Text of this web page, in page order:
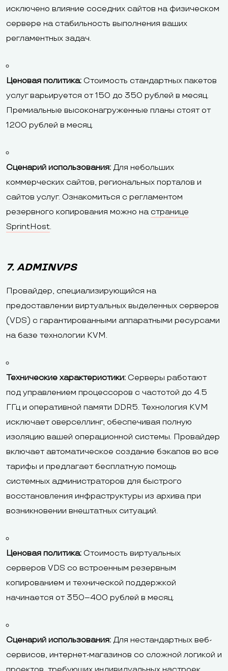
исключено влияние соседних сайтов на физическом
сервере на стабильность выполнения ваших
регламентных задач.
Ценовая политика: Стоимость стандартных пакетов
услуг варьируется от 150 до 350 рублей в месяц.
Премиальные высоконагруженные планы стоят от
1200 рублей в месяц.
Сценарий использования: Для небольших
коммерческих сайтов, региональных порталов и
сайтов услуг. Ознакомиться с регламентом
резервного копирования можно на странице
SprintHost.
7. ADMINVPS
Провайдер, специализирующийся на
предоставлении виртуальных выделенных серверов
(VDS) с гарантированными аппаратными ресурсами
на базе технологии KVM.
Технические характеристики: Серверы работают
под управлением процессоров с частотой до 4.5
ГГц и оперативной памяти DDR5. Технология KVM
исключает оверселлинг, обеспечивая полную
изоляцию вашей операционной системы. Провайдер
включает автоматическое создание бэкапов во все
тарифы и предлагает бесплатную помощь
системных администраторов для быстрого
восстановления инфраструктуры из архива при
возникновении внештатных ситуаций.
Ценовая политика: Стоимость виртуальных
серверов VDS со встроенным резервным
копированием и технической поддержкой
начинается от 350–400 рублей в месяц.
Сценарий использования: Для нестандартных веб-
сервисов, интернет-магазинов со сложной логикой и